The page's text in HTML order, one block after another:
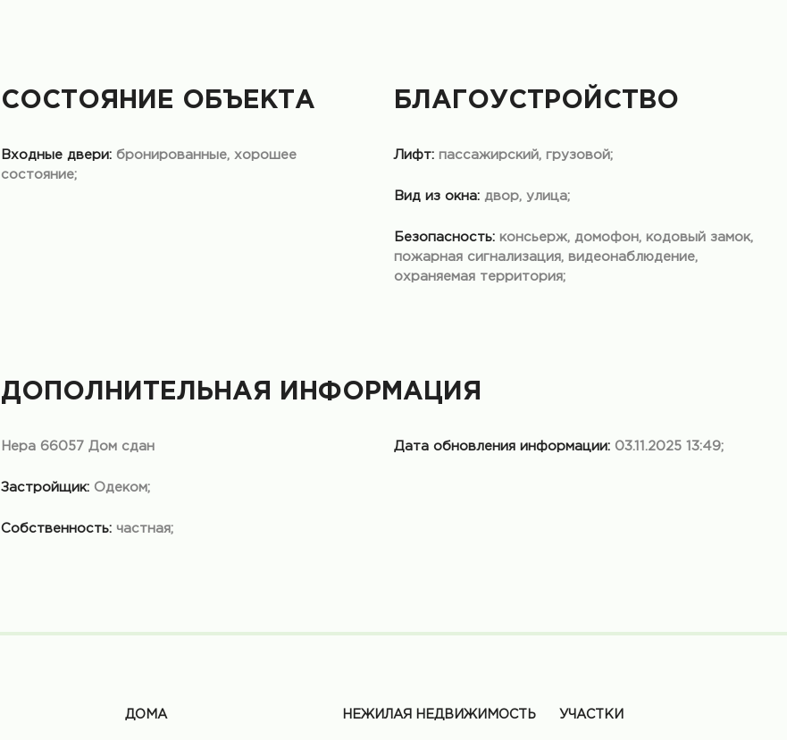
СОСТОЯНИЕ ОБЪЕКТА
Входные двери: бронированные, хорошее
состояние;
БЛАГОУСТРОЙСТВО
Лифт: пассажирский, грузовой;
Вид из окна: двор, улица;
Безопасность: консьерж, домофон, кодовый замок,
пожарная сигнализация, видеонаблюдение,
охраняемая территория;
ДОПОЛНИТЕЛЬНАЯ ИНФОРМАЦИЯ
Нера 66057 Дом сдан
Застройщик: Одеком;
Собственность: частная;
Дата обновления информации: 03.11.2025 13:49;
ДОМА НЕЖИЛАЯ НЕДВИЖИМОСТЬ УЧАСТКИ